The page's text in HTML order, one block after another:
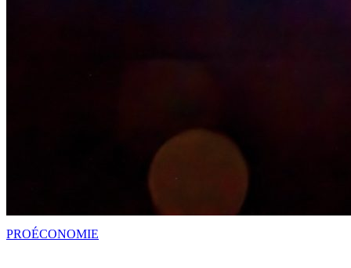
PROÉCONOMIE